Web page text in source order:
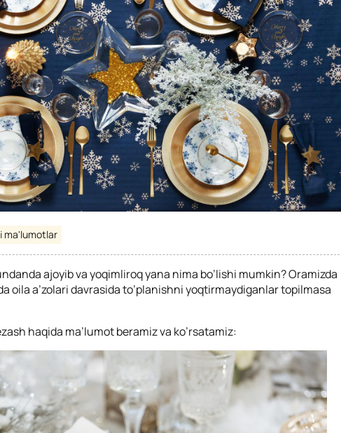
ma'lumotlar
ajoyib va yoqimliroq yana nima bo’lishi mumkin? Oramizda
oila a’zolari davrasida to’planishni yoqtirmaydiganlar topilmasa
haqida ma’lumot beramiz va ko’rsatamiz: